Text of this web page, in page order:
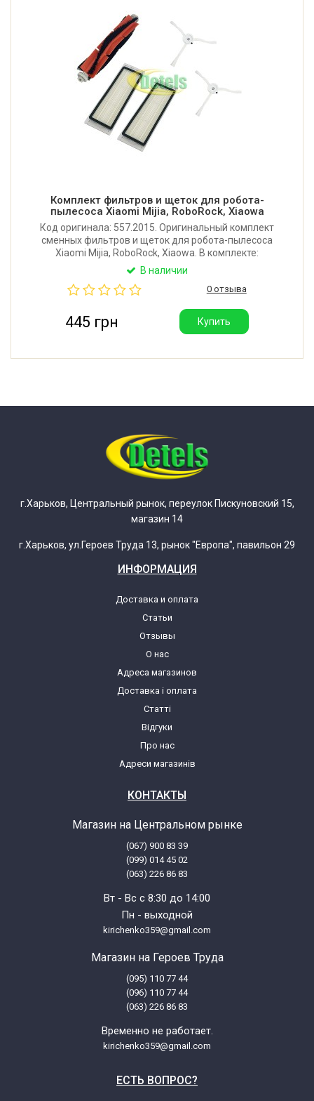
Комплект фильтров и щеток для робота-
пылесоса Xiaomi Mijia, RoboRock, Xiaowa
Код оригинала: 557.2015. Оригинальный комплект
сменных фильтров и щеток для робота-пылесоса
Xiaomi Mijia, RoboRock, Xiaowa. В комплекте:
выходной HEPA фильтр - 2 шт, основная щетка - 1
В наличии
0 отзыва
445 грн Купить
г.Харьков, Центральный рынок, переулок Пискуновский 15,
магазин 14
г.Харьков, ул.Героев Труда 13, рынок "Европа", павильон 29
ИНФОРМАЦИЯ
Доставка и оплата
Статьи
Отзывы
О нас
Адреса магазинов
Доставка і оплата
Статті
Відгуки
Про нас
Адреси магазинів
КОНТАКТЫ
Магазин на Центральном рынке
(067) 900 83 39
(099) 014 45 02
(063) 226 86 83
Вт - Вс с 8:30 до 14:00
Пн - выходной
kirichenko359@gmail.com
Магазин на Героев Труда
(095) 110 77 44
(096) 110 77 44
(063) 226 86 83
Временно не работает.
kirichenko359@gmail.com
ЕСТЬ ВОПРОС?